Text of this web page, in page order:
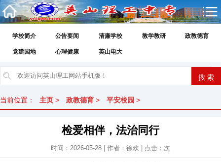
学校简介 公告要闻 清廉学校 教学教研 政教德育
党建园地 心理健康 英山电大
当前位置： 主页 > 政教德育 > 平安校园 >
检爱相伴，法治同行
时间：2026-05-28 | 作者：徐欢 | 点击： 次